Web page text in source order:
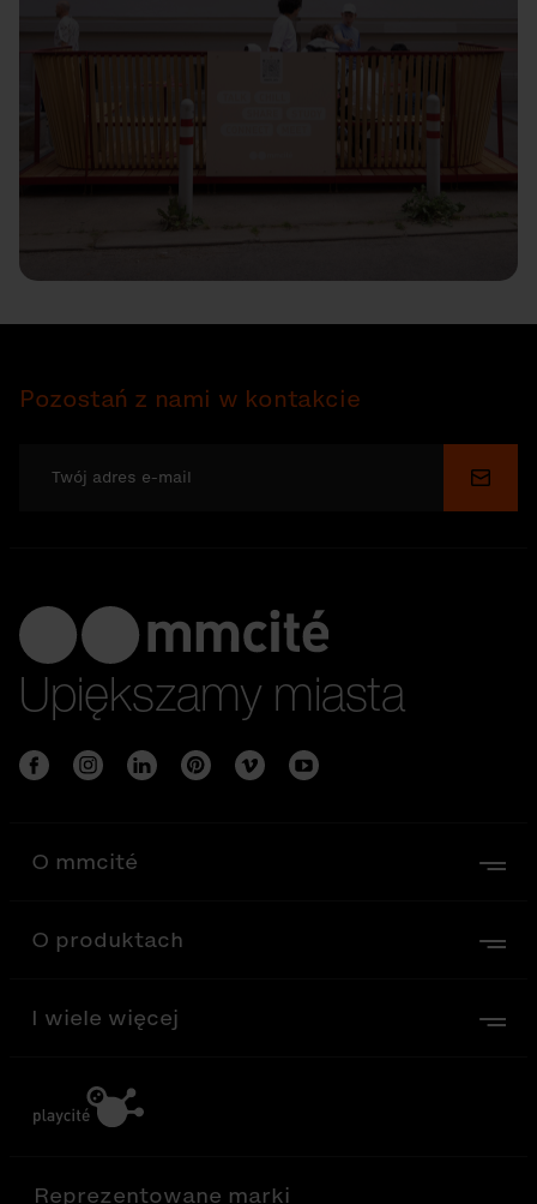
Pozostań z nami w kontakcie
Wyślij
Upiększamy miasta
O mmcité
O produktach
I wiele więcej
Reprezentowane marki